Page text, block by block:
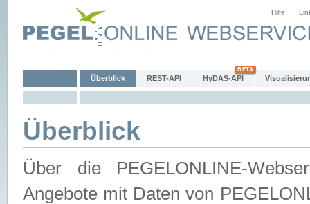
Hilfe
Überblick REST-API HyDAS-API
Überblick
Über die PEGELONLINE-
Angebote mit Daten von